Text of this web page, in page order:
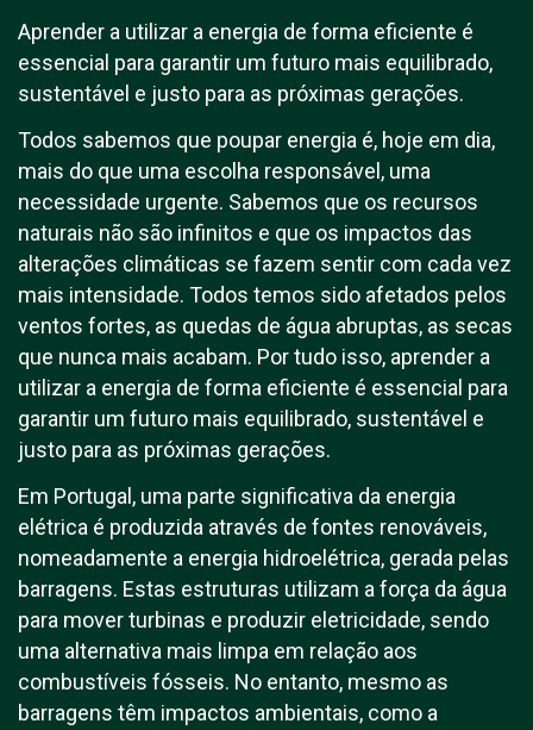
Aprender a utilizar a energia de forma eficiente é
essencial para garantir um futuro mais equilibrado,
sustentável e justo para as próximas gerações.
Todos sabemos que poupar energia é, hoje em dia,
mais do que uma escolha responsável, uma
necessidade urgente. Sabemos que os recursos
naturais não são infinitos e que os impactos das
alterações climáticas se fazem sentir com cada vez
mais intensidade. Todos temos sido afetados pelos
ventos fortes, as quedas de água abruptas, as secas
que nunca mais acabam. Por tudo isso, aprender a
utilizar a energia de forma eficiente é essencial para
garantir um futuro mais equilibrado, sustentável e
justo para as próximas gerações.
Em Portugal, uma parte significativa da energia
elétrica é produzida através de fontes renováveis,
nomeadamente a energia hidroelétrica, gerada pelas
barragens. Estas estruturas utilizam a força da água
para mover turbinas e produzir eletricidade, sendo
uma alternativa mais limpa em relação aos
combustíveis fósseis. No entanto, mesmo as
barragens têm impactos ambientais, como a